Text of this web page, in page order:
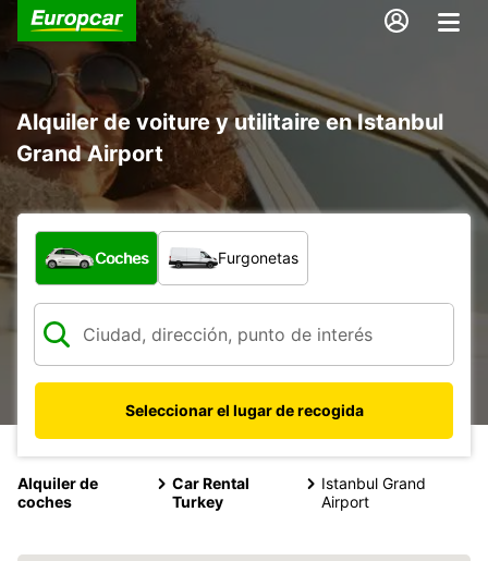
Alquiler de voiture y utilitaire en Istanbul
Grand Airport
¿Qué tipo de vehículo?
Coches Furgonetas
Seleccionar el lugar de recogida
Alquiler de
coches
Car Rental
Turkey
Istanbul Grand
Airport